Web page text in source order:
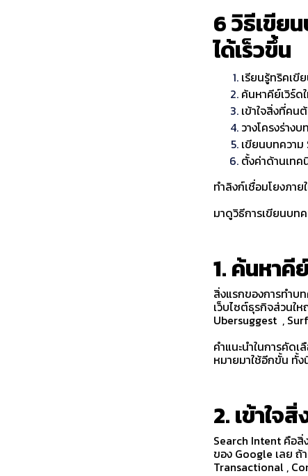
6 วิธีเขีย
ได้เร็วขึ้น
เรียนรู้ทริคเ
ค้นหาคีย์เวิร์ด
เข้าใจสิ่งที่คน
วางโครงร่าง
เขียนบทความ
ตั้งค่าด้านเทค
ทำลิงก์เชื่อมโยงภา
มาดูวิธีการเขียนบท
1. ค้นหาคี
สิ่งแรกของการทำบ
เว็บไซต์ธุรกิจส่วนใ
Ubersuggest ,
คำแนะนำในการคัดเ
หมายมาใช้อีกขั้น ทั้ง
2. เข้าใ
Search Intent คือ
ของ Google เลย ถ้
Transactional ,